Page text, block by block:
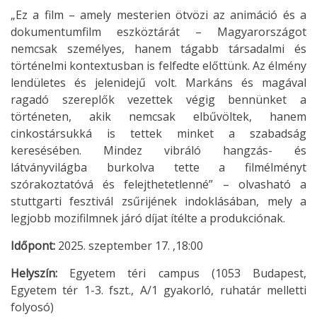
„Ez a film – amely mesterien ötvözi az animáció és a
dokumentumfilm eszköztárát – Magyarországot
nemcsak személyes, hanem tágabb társadalmi és
történelmi kontextusban is felfedte előttünk. Az élmény
lendületes és jelenidejű volt. Markáns és magával
ragadó szereplők vezettek végig bennünket a
történeten, akik nemcsak elbűvöltek, hanem
cinkostársukká is tettek minket a szabadság
keresésében. Mindez vibráló hangzás- és
látványvilágba burkolva tette a filmélményt
szórakoztatóvá és felejthetetlenné” – olvasható a
stuttgarti fesztivál zsűrijének indoklásában, mely a
legjobb mozifilmnek járó díjat ítélte a produkciónak.
Időpont: 2025. szeptember 17. ,18:00
Helyszín: Egyetem téri campus (1053 Budapest,
Egyetem tér 1-3. fszt., A/1 gyakorló, ruhatár melletti
folyosó)